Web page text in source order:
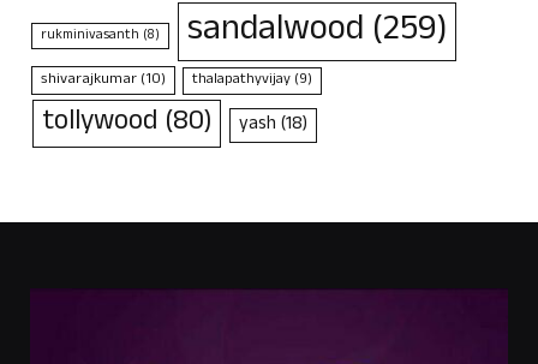
rukminivasanth (8) sandalwood (259)
shivarajkumar(10) thalapathyvijay(9)
tollywood (80) yash(18)